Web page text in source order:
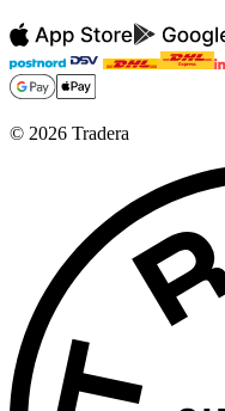
© 2026 Tradera